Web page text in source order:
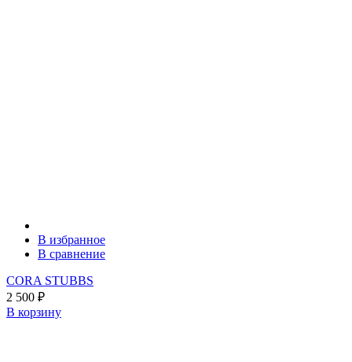
В избранное
В сравнение
CORA STUBBS
2 500 ₽
В корзину